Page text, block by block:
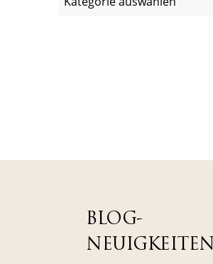
BLOG-
NEUIGKEITEN